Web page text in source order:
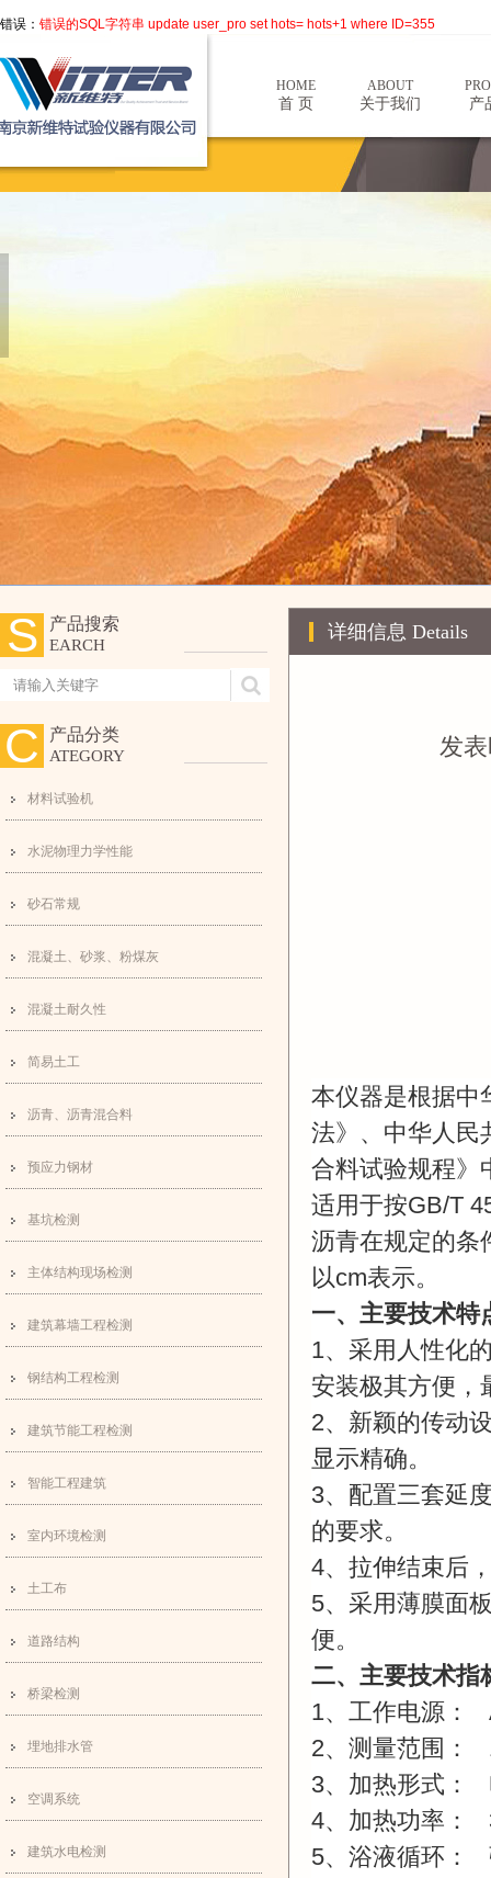
错误： 错误的SQL字符串 update user_pro set hots= hots+1 where ID=355
HOME
首 页
ABOUT
关于我们 产
S 产品搜索
EARCH
C 产品分类
ATEGORY
材料试验机
水泥物理力学性能
砂石常规
混凝土、砂浆、粉煤灰
混凝土耐久性
简易土工
沥青、沥青混合料
预应力钢材
基坑检测
主体结构现场检测
建筑幕墙工程检测
钢结构工程检测
建筑节能工程检测
智能工程建筑
室内环境检测
土工布
道路结构
桥梁检测
埋地排水管
空调系统
建筑水电检测
详细信息 Details
发表
本仪器是根据中
法》、中华人民
合料试验规程》
适用于按GB/T
沥青在规定的条
以cm表示。
一、主要技术特
1、采用人性化
安装极其方便，
2、新颖的传动
显示精确。
3、配置三套延
的要求。
4、拉伸结束后
5、采用薄膜面
便。
二、主要技术指
1、工作电源：
2、测量范围：
3、加热形式：
4、加热功率：
5、浴液循环：